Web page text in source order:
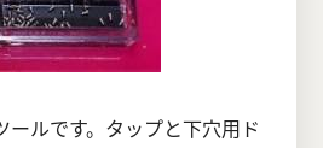
ールです。タップと下穴用ド